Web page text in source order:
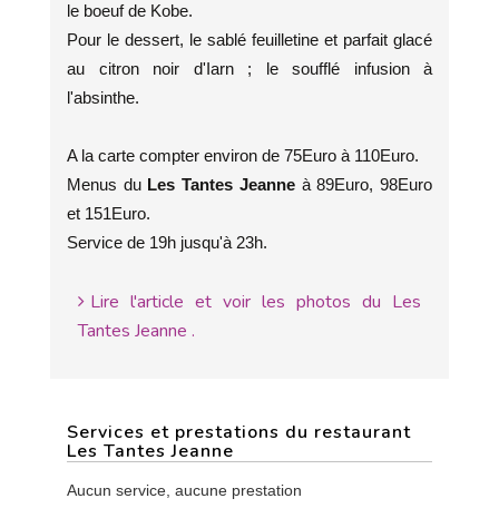
le boeuf de Kobe.
Pour le dessert, le sablé feuilletine et parfait glacé
au citron noir d'Iarn ; le soufflé infusion à
l'absinthe.
A la carte compter environ de 75Euro à 110Euro.
Menus du Les Tantes Jeanne à 89Euro, 98Euro
et 151Euro.
Service de 19h jusqu'à 23h.
Lire l'article et voir les photos du Les
Tantes Jeanne .
Services et prestations du restaurant
Les Tantes Jeanne
Aucun service, aucune prestation